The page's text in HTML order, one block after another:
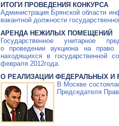
ИТОГИ ПРОВЕДЕНИЯ КОНКУРСА
Администрация Брянской области
вакантной должности
АРЕНДА НЕЖИЛЫХ ПОМЕЩЕНИЙ
Государственное унитарное
о проведении аукциона на
находящихся в государственной
февраля 2012года.
О РЕАЛИЗАЦИИ ФЕДЕРАЛЬНЫХ И
В Москве
Председателя